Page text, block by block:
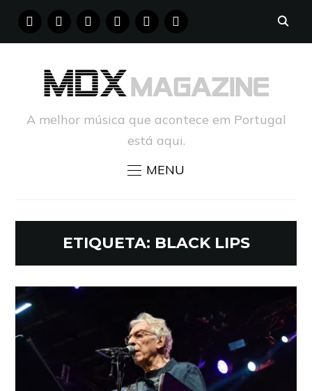
FACEBOOKINSTAGRAM
YOUTUBE PINTERESTTUMBLR
A melhor música que acontece em Portugal
está aqui.
MENU
ETIQUETA: BLACK LIPS